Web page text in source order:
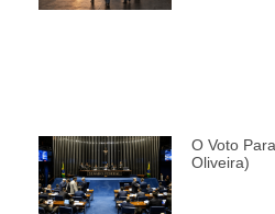
O Voto
Oliveira)